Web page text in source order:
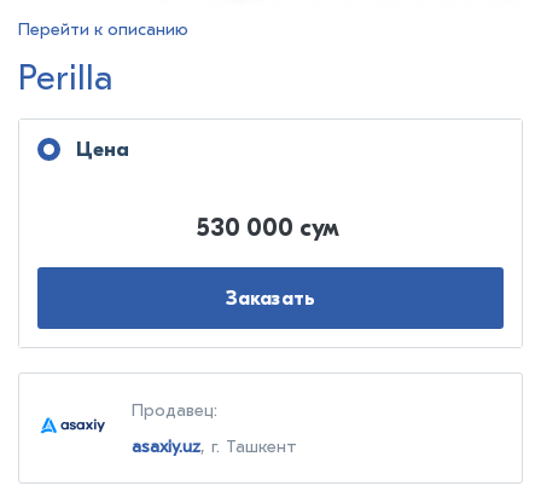
Перейти к описанию
Perilla
Цена
530 000 сум
Заказать
Продавец:
asaxiy.uz, г. Ташкент